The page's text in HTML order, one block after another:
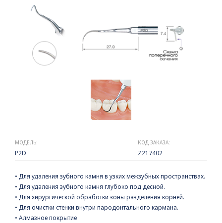
МОДЕЛЬ:
P2D
КОД ЗАКАЗА:
Z217402
• Для удаления зубного камня в узких межзубных пространствах.
• Для удаления зубного камня глубоко под десной.
• Для хирургической обработки зоны разделения корней.
• Для очистки стенки внутри пародонтального кармана.
• Алмазное покрытие